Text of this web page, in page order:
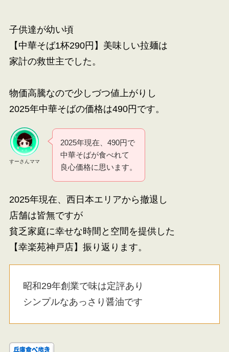
子供達が幼い頃
【中華そば1杯290円】美味しい拉麺は
家計の救世主でした。
物価高騰なので少しづつ値上がりし
2025年中華そばの価格は490円です。
すーさんママ
2025年現在、490円で
中華そばが食べれて
良心価格に思います。
2025年現在、西日本エリアから撤退し
店舗は皆無ですが
貧乏家庭に幸せな時間と空間を提供した
【幸楽苑神戸店】振り返ります。
昭和29年創業で味は定評あり
シンプルなあっさり醤油です